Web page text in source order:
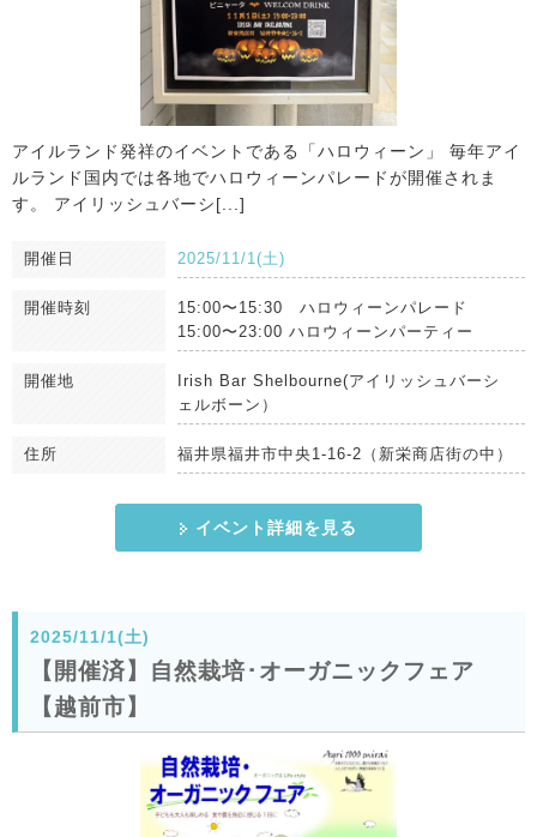
アイルランド発祥のイベントである「ハロウィーン」 毎年アイ
ルランド国内では各地でハロウィーンパレードが開催されま
す。 アイリッシュバーシ[...]
開催日 2025/11/1(土)
開催時刻
15:00〜15:30 ハロウィーンパレード
15:00〜23:00 ハロウィーンパーティー
開催地
Irish Bar Shelbourne(アイリッシュバーシ
ェルボーン）
住所 福井県福井市中央1-16-2（新栄商店街の中）
イベント詳細を見る
2025/11/1(土)
【開催済】自然栽培･オーガニックフェア
【越前市】